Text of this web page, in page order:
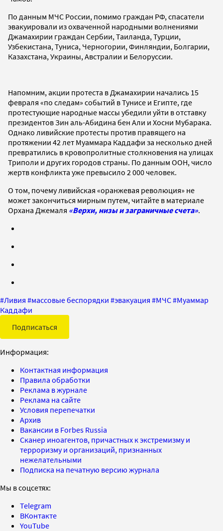
По данным МЧС России, помимо граждан РФ, спасатели
эвакуировали из охваченной народными волнениями
Джамахирии граждан Сербии, Таиланда, Турции,
Узбекистана, Туниса, Черногории, Финляндии, Болгарии,
Казахстана, Украины, Австралии и Белоруссии.
Напомним, акции протеста в Джамахирии начались 15
февраля «по следам» событий в Тунисе и Египте, где
протестующие народные массы убедили уйти в отставку
президентов Зин аль-Абидина бен Али и Хосни Мубарака.
Однако ливийские протесты против правящего на
протяжении 42 лет Муаммара Каддафи за несколько дней
превратились в кровопролитные столкновения на улицах
Триполи и других городов страны. По данным ООН, число
жертв конфликта уже превысило 2 000 человек.
О том, почему ливийская «оранжевая революция» не
может закончиться мирным путем, читайте в материале
Орхана Джемаля «Верхи, низы и заграничные счета».
#Ливия #массовые беспорядки #эвакуация #МЧС#Муаммар
Каддафи
Подписаться
Информация:
Контактная информация
Правила обработки
Реклама в журнале
Реклама на сайте
Условия перепечатки
Архив
Вакансии в Forbes Russia
Сканер иноагентов, причастных к экстремизму и
терроризму и организаций, признанных
нежелательными
Подписка на печатную версию журнала
Мы в соцсетях:
Telegram
ВКонтакте
YouTube